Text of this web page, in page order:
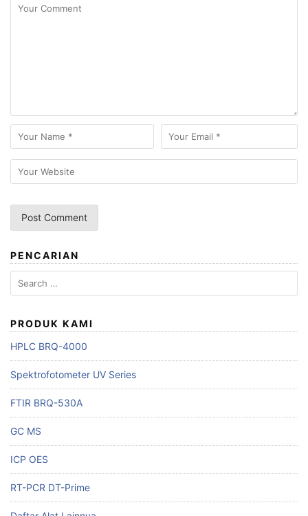
PENCARIAN
Search
for:
PRODUK KAMI
HPLC BRQ-4000
Spektrofotometer UV Series
FTIR BRQ-530A
GC MS
ICP OES
RT-PCR DT-Prime